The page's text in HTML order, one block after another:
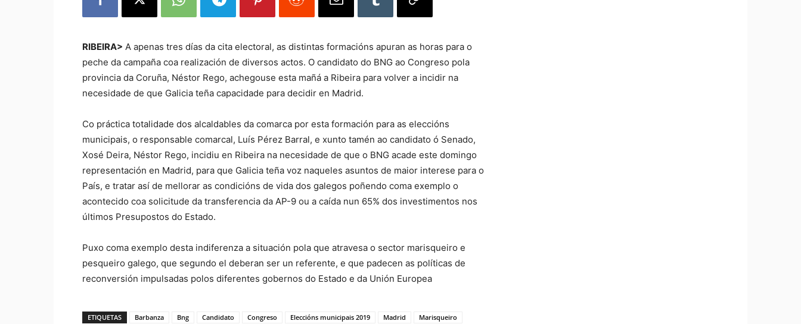
RIBEIRA> A apenas tres días da cita electoral, as distintas formacións apuran as horas para o
peche da campaña coa realización de diversos actos. O candidato do BNG ao Congreso pola
provincia da Coruña, Néstor Rego, achegouse esta mañá a Ribeira para volver a incidir na
necesidade de que Galicia teña capacidade para decidir en Madrid.
Co práctica totalidade dos alcaldables da comarca por esta formación para as eleccións
municipais, o responsable comarcal, Luís Pérez Barral, e xunto tamén ao candidato ó Senado,
Xosé Deira, Néstor Rego, incidiu en Ribeira na necesidade de que o BNG acade este domingo
representación en Madrid, para que Galicia teña voz naqueles asuntos de maior interese para o
País, e tratar así de mellorar as condicións de vida dos galegos poñendo coma exemplo o
acontecido coa solicitude da transferencia da AP-9 ou a caída nun 65% dos investimentos nos
últimos Presupostos do Estado.
Puxo coma exemplo desta indiferenza a situación pola que atravesa o sector marisqueiro e
pesqueiro galego, que segundo el deberan ser un referente, e que padecen as políticas de
reconversión impulsadas polos diferentes gobernos do Estado e da Unión Europea
ETIQUETAS Barbanza Bng Candidato Congreso Eleccións municipais 2019 Madrid
Marisqueiro